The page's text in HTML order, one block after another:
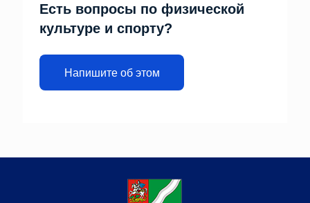
Есть вопросы по физической
культуре и спорту?
Напишите об этом